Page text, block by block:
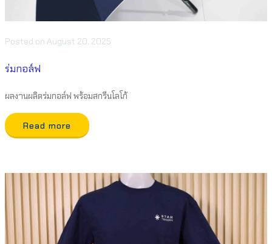
Posted on August 20, 2025
ร่มกอล์ฟ
ผลงานผลิตร่มกอล์ฟ พร้อมสกรีนโลโก้
Read more